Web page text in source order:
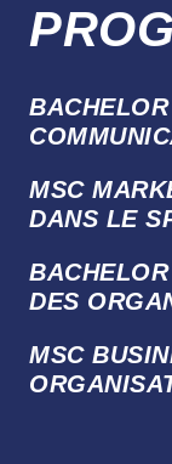
MSC
DANS LE
DES
MSC